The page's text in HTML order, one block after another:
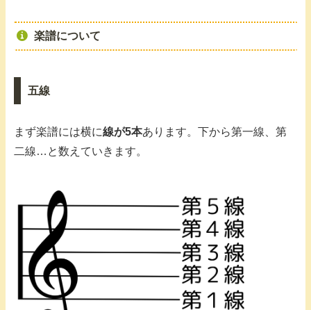
楽譜について
五線
まず楽譜には横に線が5本あります。下から第一線、第
二線…と数えていきます。